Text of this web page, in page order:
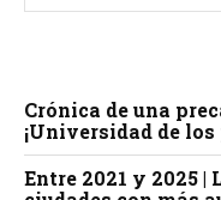
Crónica de una
¡Universidad de
Entre 2021 y 2025